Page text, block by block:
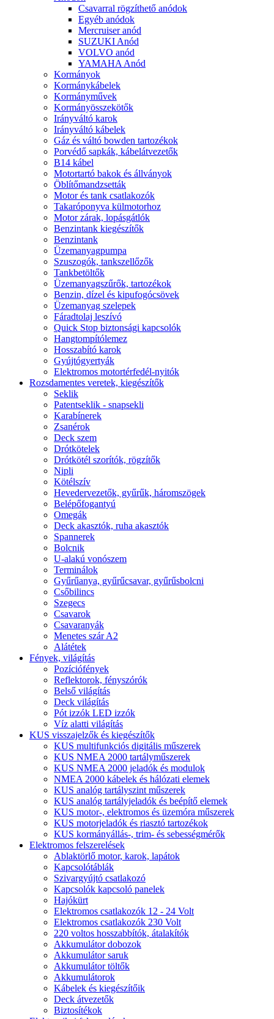
Csavarral rögzíthető anódok
Egyéb anódok
Mercruiser anód
SUZUKI Anód
VOLVO anód
YAMAHA Anód
Kormányok
Kormánykábelek
Kormányművek
Kormányösszekötők
Irányváltó karok
Irányváltó kábelek
Gáz és váltó bowden tartozékok
Porvédő sapkák, kábelátvezetők
B14 kábel
Motortartó bakok és állványok
Öblítőmandzsetták
Motor és tank csatlakozók
Takaróponyva külmotorhoz
Motor zárak, lopásgátlók
Benzintank kiegészítők
Benzintank
Üzemanyagpumpa
Szuszogók, tankszellőzők
Tankbetöltők
Üzemanyagszűrők, tartozékok
Benzin, dízel és kipufogócsövek
Üzemanyag szelepek
Fáradtolaj leszívó
Quick Stop biztonsági kapcsolók
Hangtompítólemez
Hosszabító karok
Gyújtógyertyák
Elektromos motortérfedél-nyitók
Rozsdamentes veretek, kiegészítők
Seklik
Patentseklik - snapsekli
Karabínerek
Zsanérok
Deck szem
Drótkötelek
Drótkötél szorítók, rögzítők
Nipli
Kötélszív
Hevedervezetők, gyűrűk, háromszögek
Belépőfogantyú
Omegák
Deck akasztók, ruha akasztók
Spannerek
Bolcnik
U-alakú vonószem
Terminálok
Gyűrűanya, gyűrűcsavar, gyűrűsbolcni
Csőbilincs
Szegecs
Csavarok
Csavaranyák
Menetes szár A2
Alátétek
Fények, világítás
Pozíciófények
Reflektorok, fényszórók
Belső világítás
Deck világítás
Pót izzók LED izzók
Víz alatti világítás
KUS visszajelzők és kiegészítők
KUS multifunkciós digitális műszerek
KUS NMEA 2000 tartályműszerek
KUS NMEA 2000 jeladók és modulok
NMEA 2000 kábelek és hálózati elemek
KUS analóg tartályszint műszerek
KUS analóg tartályjeladók és beépítő elemek
KUS motor-, elektromos és üzemóra műszerek
KUS motorjeladók és riasztó tartozékok
KUS kormányállás-, trim- és sebességmérők
Elektromos felszerelések
Ablaktörlő motor, karok, lapátok
Kapcsolótáblák
Szivargyújtó csatlakozó
Kapcsolók kapcsoló panelek
Hajókürt
Elektromos csatlakozók 12 - 24 Volt
Elektromos csatlakozók 230 Volt
220 voltos hosszabbítók, átalakítók
Akkumulátor dobozok
Akkumulátor saruk
Akkumulátor töltők
Akkumulátorok
Kábelek és kiegészítőik
Deck átvezetők
Biztosítékok